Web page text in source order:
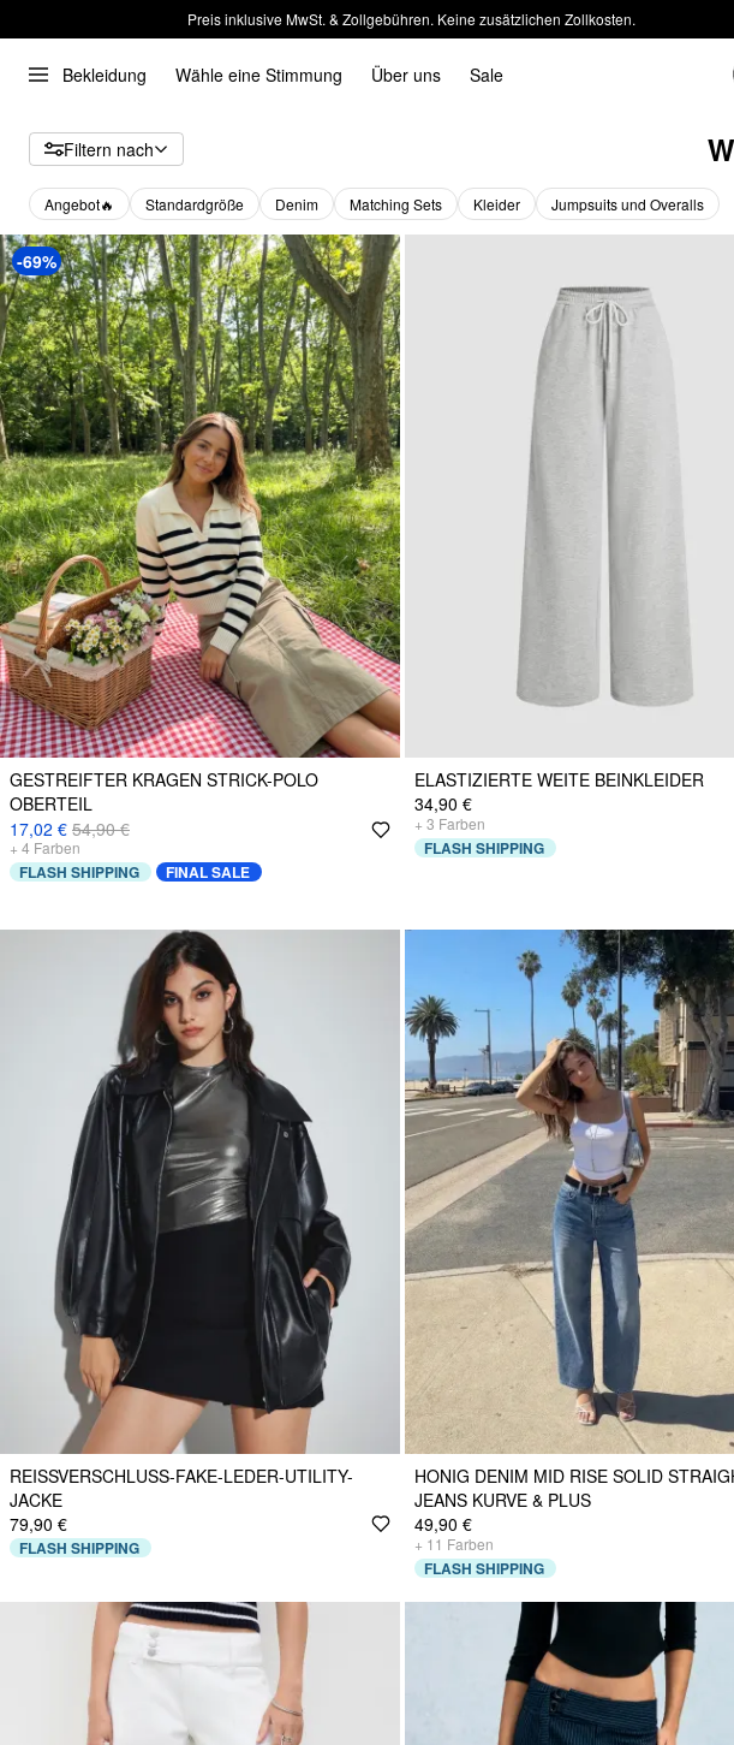
Preis inklusive MwSt. & Zollgebühren. Keine zusätzlichen Zollkosten.
Bekleidung Wähle eine Stimmung Über uns Sale
Filtern nach
Angebot🔥 Standardgröße Denim Matching Sets Kleider Jumpsuits und Overalls
-69%
GESTREIFTER KRAGEN STRICK-POLO
OBERTEIL
17,02 € 54,90 €
+ 4 Farben
FLASH SHIPPING FINAL SALE
ELASTIZIERTE WEITE BEINKLEIDER
34,90 €
+ 3 Farben
FLASH SHIPPING
REISSVERSCHLUSS-FAKE-LEDER-UTILITY-J
ACKE
79,90 €
FLASH SHIPPING
HONIG DENIM MID RISE SOLID
JEANS KURVE & PLUS
49,90 €
+ 11 Farben
FLASH SHIPPING